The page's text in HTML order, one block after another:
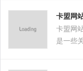
卡盟网
卡盟网
是一些